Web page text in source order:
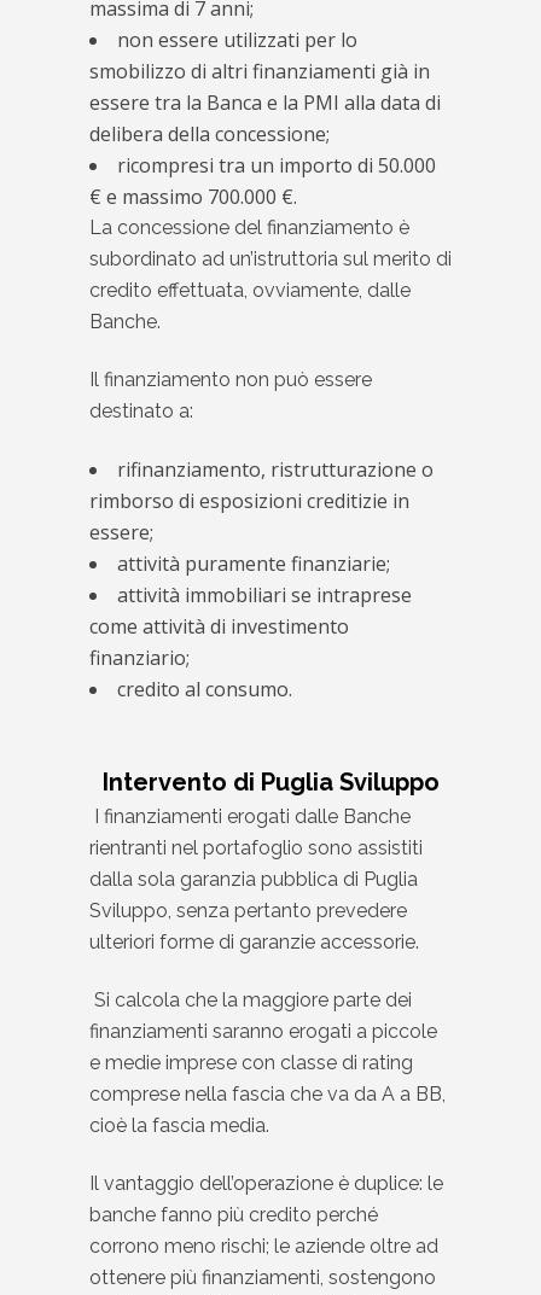
massima di 7 anni;
non essere utilizzati per lo
smobilizzo di altri finanziamenti già in
essere tra la Banca e la PMI alla data di
delibera della concessione;
ricompresi tra un importo di 50.000
€ e massimo 700.000 €.
La concessione del finanziamento è
subordinato ad un’istruttoria sul merito di
credito effettuata, ovviamente, dalle
Banche.
Il finanziamento non può essere
destinato a:
rifinanziamento, ristrutturazione o
rimborso di esposizioni creditizie in
essere;
attività puramente finanziarie;
attività immobiliari se intraprese
come attività di investimento
finanziario;
credito al consumo.
Intervento di Puglia Sviluppo
I finanziamenti erogati dalle Banche
rientranti nel portafoglio sono assistiti
dalla sola garanzia pubblica di Puglia
Sviluppo, senza pertanto prevedere
ulteriori forme di garanzie accessorie.
Si calcola che la maggiore parte dei
finanziamenti saranno erogati a piccole
e medie imprese con classe di rating
comprese nella fascia che va da A a BB,
cioè la fascia media.
Il vantaggio dell’operazione è duplice: le
banche fanno più credito perché
corrono meno rischi; le aziende oltre ad
ottenere più finanziamenti, sostengono